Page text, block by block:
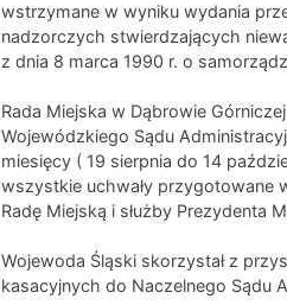
wstrzymane w wyniku wydania
nadzorczych stwierdzających
z dnia 8 marca 1990 r. o
Rada Miejska w Dąbrowie
Wojewódzkiego Sądu
miesięcy ( 19 sierpnia do 14
wszystkie uchwały przygotowane
Radę Miejską i służby Prezydenta
Wojewoda Śląski skorzystał z
kasacyjnych do Naczelnego Sądu